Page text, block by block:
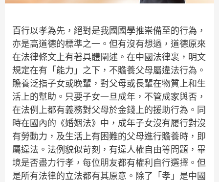
百行以孝為先，絕對是我國國學推崇備至的行為，
亦是高道德的標準之一。但有沒有想過，道德原來
在法律條文上有著具體闡述。在中國法律裹，明文
規定在有「能力」之下，不贍養父母屬違法行為。
贍養泛指子女或晚輩，對父母或長輩在物質上和生
活上的幫助。只要子女一旦成年，不管成家與否，
在法例上都有義務對父母於金錢上的援助行為。同
時在國內的《婚姻法》中，成年子女沒有履行對沒
有勞動力，及生活上有困難的父母進行贍養時，即
屬違法。法例貌似苛刻，有違人權自由等問題，畢
境是否盡力行孝，每位朋友都有權利自行選擇。但
是所有法律的立法都有其原意。除了「孝」是中國